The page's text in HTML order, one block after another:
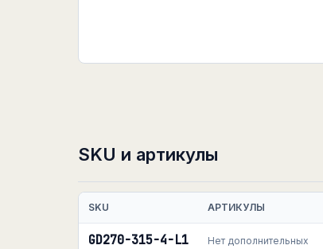
SKU и артикулы
SKU АРТИКУЛЫ
GD270-315-4-L1
Нет дополнительных